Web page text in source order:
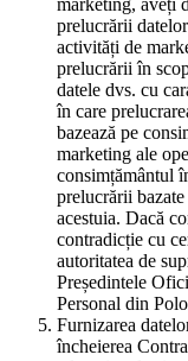
marketing, aveți
prelucrării
activități de
prelucrării în
datele dvs. cu
în care
bazează pe
marketing ale
consimțământul
prelucrării
acestuia. Dacă
contradicție cu
autoritatea de
Președintele
Personal din
Furnizarea
încheierea